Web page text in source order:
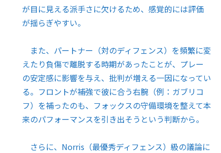
が目に見える派手さに欠けるため、感覚的には評価
が揺らぎやすい。
また、パートナー（対のディフェンス）を頻繁に変
えたり負傷で離脱する時期があったことが、プレー
の安定感に影響を与え、批判が増える一因になってい
る。フロントが補強で彼に合う右腕（例：ガブリコ
フ）を補ったのも、フォックスの守備環境を整えて本
来のパフォーマンスを引き出そうという判断から。
さらに、Norris（最優秀ディフェンス）級の議論に